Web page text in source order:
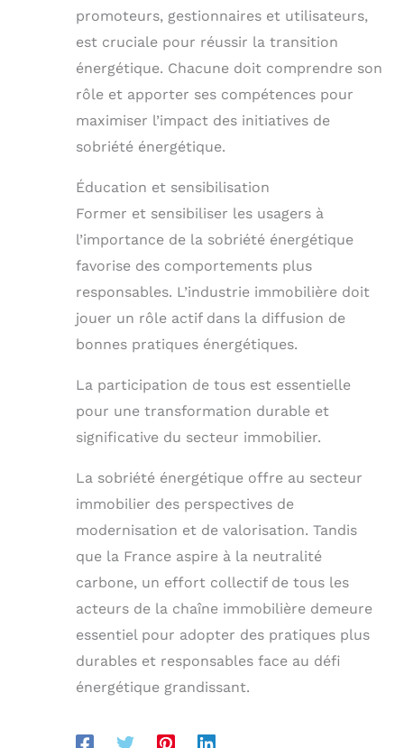
promoteurs, gestionnaires et utilisateurs,
est cruciale pour réussir la transition
énergétique. Chacune doit comprendre son
rôle et apporter ses compétences pour
maximiser l’impact des initiatives de
sobriété énergétique.
Éducation et sensibilisation
Former et sensibiliser les usagers à
l’importance de la sobriété énergétique
favorise des comportements plus
responsables. L’industrie immobilière doit
jouer un rôle actif dans la diffusion de
bonnes pratiques énergétiques.
La participation de tous est essentielle
pour une transformation durable et
significative du secteur immobilier.
La sobriété énergétique offre au secteur
immobilier des perspectives de
modernisation et de valorisation. Tandis
que la France aspire à la neutralité
carbone, un effort collectif de tous les
acteurs de la chaîne immobilière demeure
essentiel pour adopter des pratiques plus
durables et responsables face au défi
énergétique grandissant.